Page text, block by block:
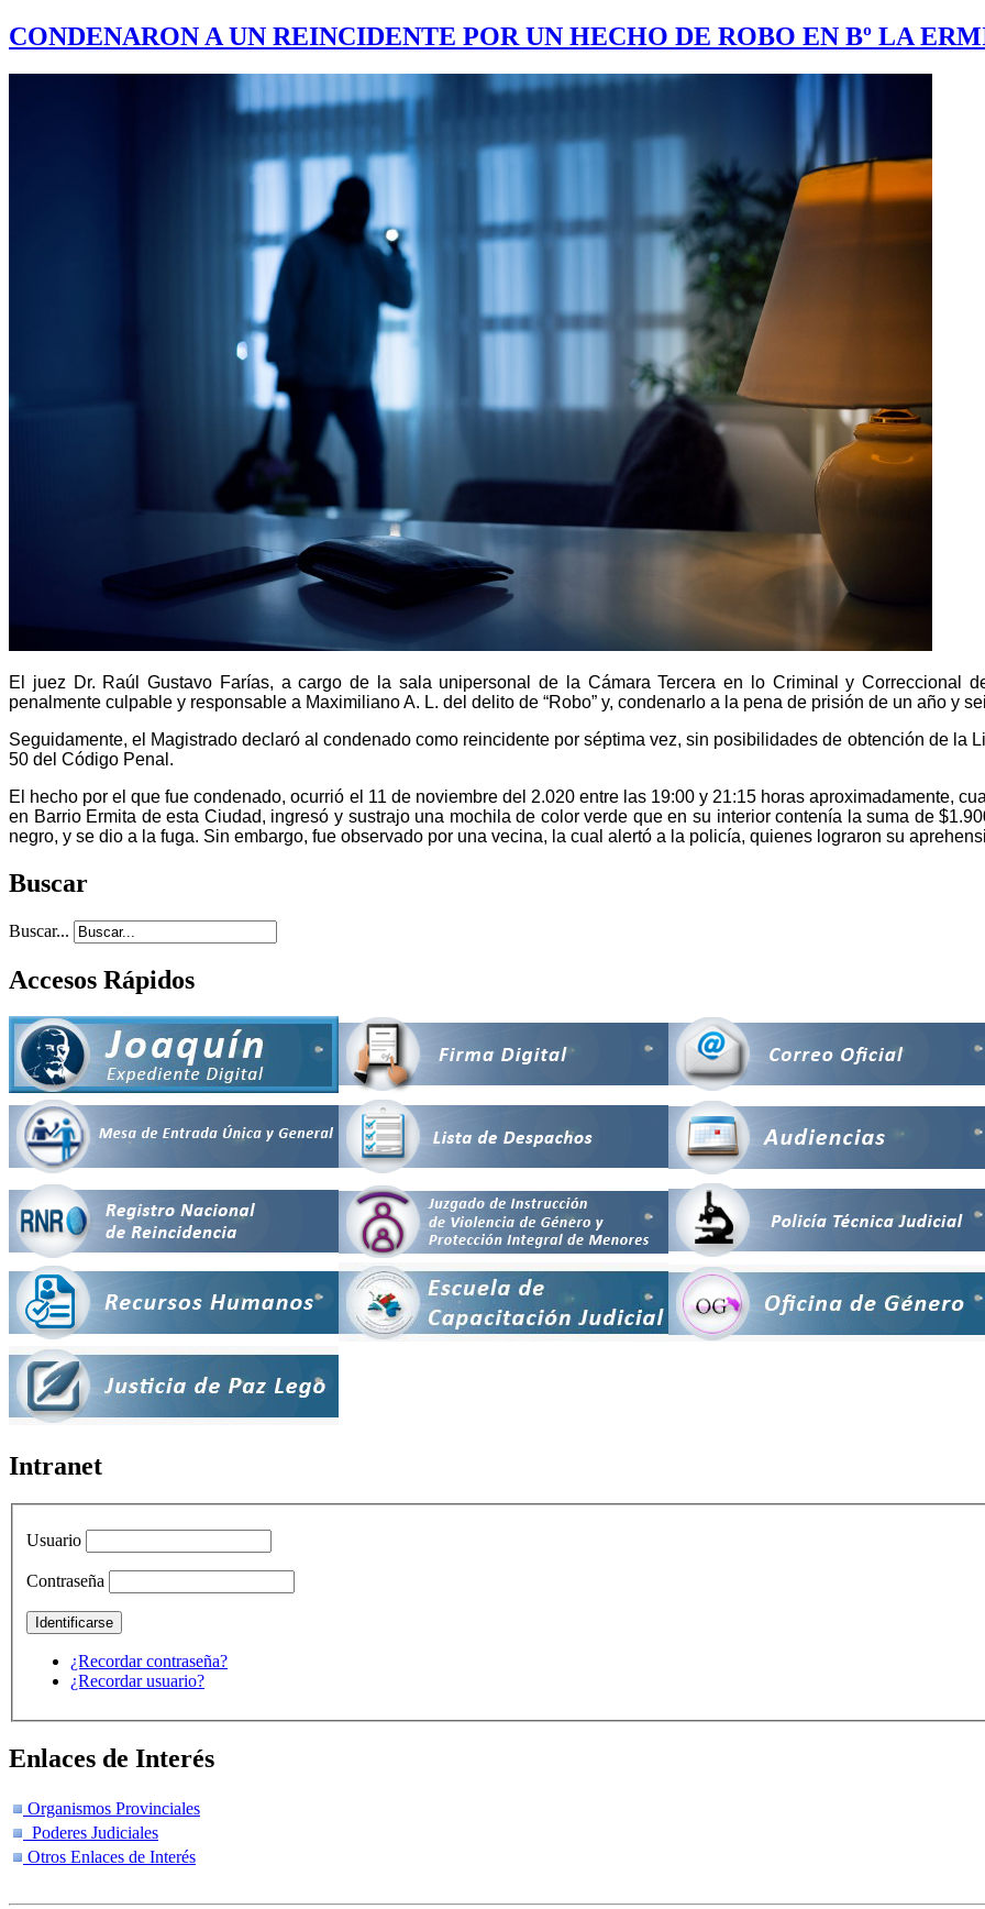
CONDENARON A UN REINCIDENTE POR UN HECHO DE ROBO EN Bº LA
El juez Dr. Raúl Gustavo Farías, a cargo de la sala unipersonal de la Cámara Tercera en lo Criminal y Correccional
penalmente culpable y responsable a Maximiliano A. L. del delito de “Robo” y, condenarlo a la pena de prisión de un año y
Seguidamente, el Magistrado declaró al condenado como reincidente por séptima vez, sin posibilidades de obtención de la
50 del Código Penal.
El hecho por el que fue condenado, ocurrió el 11 de noviembre del 2.020 entre las 19:00 y 21:15 horas aproximadamente,
en Barrio Ermita de esta Ciudad, ingresó y sustrajo una mochila de color verde que en su interior contenía la suma de
negro, y se dio a la fuga. Sin embargo, fue observado por una vecina, la cual alertó a la policía, quienes lograron su
Buscar
Buscar...
Accesos Rápidos
Intranet
Usuario
Contraseña
¿Recordar contraseña?
¿Recordar usuario?
Enlaces de Interés
Organismos Provinciales
Poderes Judiciales
Otros Enlaces de Interés